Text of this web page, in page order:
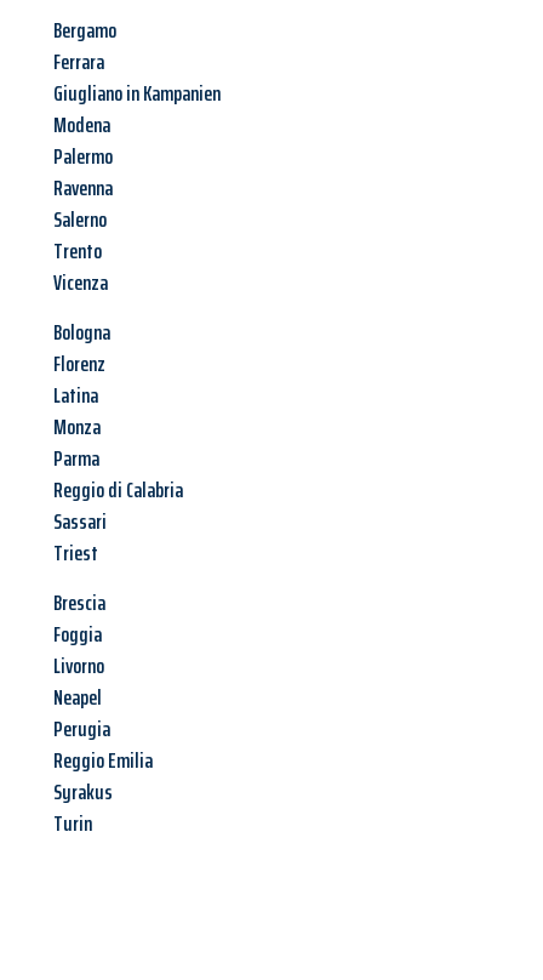
Bergamo
Ferrara
Giugliano in Kampanien
Modena
Palermo
Ravenna
Salerno
Trento
Vicenza
Bologna
Florenz
Latina
Monza
Parma
Reggio di Calabria
Sassari
Triest
Brescia
Foggia
Livorno
Neapel
Perugia
Reggio Emilia
Syrakus
Turin